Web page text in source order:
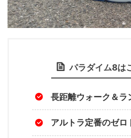
パラダイム8は
長距離ウォーク＆ラ
アルトラ定番のゼロ